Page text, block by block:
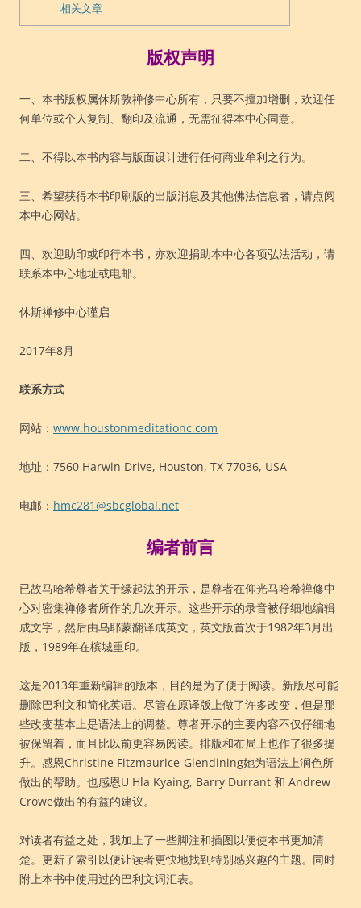
相关文章
版权声明
一、本书版权属休斯敦禅修中心所有，只要不擅加增删，欢迎任
何单位或个人复制、翻印及流通，无需征得本中心同意。
二、不得以本书内容与版面设计进行任何商业牟利之行为。
三、希望获得本书印刷版的出版消息及其他佛法信息者，请点阅
本中心网站。
四、欢迎助印或印行本书，亦欢迎捐助本中心各项弘法活动，请
联系本中心地址或电邮。
休斯禅修中心谨启
2017年8月
联系方式
网站： www.houstonmeditationc.com
地址：7560 Harwin Drive, Houston, TX 77036, USA
电邮： hmc281@sbcglobal.net
编者前言
已故马哈希尊者关于缘起法的开示，是尊者在仰光马哈希禅修中
心对密集禅修者所作的几次开示。这些开示的录音被仔细地编辑
成文字，然后由乌耶蒙翻译成英文，英文版首次于1982年3月出
版，1989年在槟城重印。
这是2013年重新编辑的版本，目的是为了便于阅读。新版尽可能
删除巴利文和简化英语。尽管在原译版上做了许多改变，但是那
些改变基本上是语法上的调整。尊者开示的主要内容不仅仔细地
被保留着，而且比以前更容易阅读。排版和布局上也作了很多提
升。感恩Christine Fitzmaurice-Glendining她为语法上润色所
做出的帮助。也感恩U Hla Kyaing, Barry Durrant 和 Andrew
Crowe做出的有益的建议。
对读者有益之处，我加上了一些脚注和插图以便使本书更加清
楚。更新了索引以便让读者更快地找到特别感兴趣的主题。同时
附上本书中使用过的巴利文词汇表。